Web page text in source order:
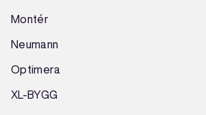
Montér
Neumann
Optimera
XL-BYGG